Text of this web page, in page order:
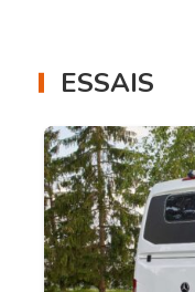
ESSAIS